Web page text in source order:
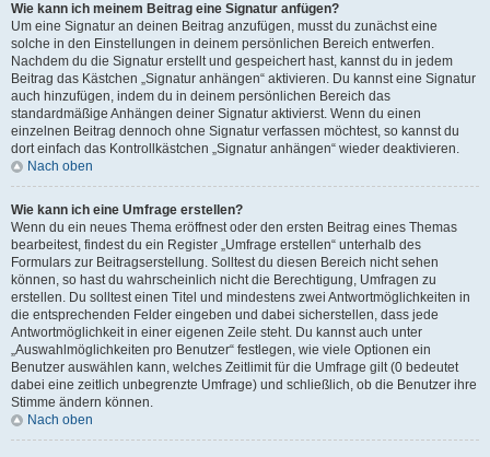
Wie kann ich meinem Beitrag eine Signatur anfügen?
Um eine Signatur an deinen Beitrag anzufügen, musst du zunächst eine
solche in den Einstellungen in deinem persönlichen Bereich entwerfen.
Nachdem du die Signatur erstellt und gespeichert hast, kannst du in jedem
Beitrag das Kästchen „Signatur anhängen“ aktivieren. Du kannst eine Signatur
auch hinzufügen, indem du in deinem persönlichen Bereich das
standardmäßige Anhängen deiner Signatur aktivierst. Wenn du einen
einzelnen Beitrag dennoch ohne Signatur verfassen möchtest, so kannst du
dort einfach das Kontrollkästchen „Signatur anhängen“ wieder deaktivieren.
Nach oben
Wie kann ich eine Umfrage erstellen?
Wenn du ein neues Thema eröffnest oder den ersten Beitrag eines Themas
bearbeitest, findest du ein Register „Umfrage erstellen“ unterhalb des
Formulars zur Beitragserstellung. Solltest du diesen Bereich nicht sehen
können, so hast du wahrscheinlich nicht die Berechtigung, Umfragen zu
erstellen. Du solltest einen Titel und mindestens zwei Antwortmöglichkeiten in
die entsprechenden Felder eingeben und dabei sicherstellen, dass jede
Antwortmöglichkeit in einer eigenen Zeile steht. Du kannst auch unter
„Auswahlmöglichkeiten pro Benutzer“ festlegen, wie viele Optionen ein
Benutzer auswählen kann, welches Zeitlimit für die Umfrage gilt (0 bedeutet
dabei eine zeitlich unbegrenzte Umfrage) und schließlich, ob die Benutzer ihre
Stimme ändern können.
Nach oben